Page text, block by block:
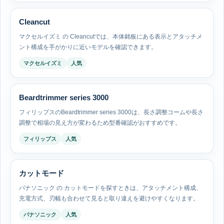
Cleancut
マクセルイズミ の Cleancutでは、本体銘板にある表示とアタッチメ
ント構成を手がかりに近いモデルを確認できます。
マクセルイズミ 人気
Beardtrimmer series 3000
フィリップスのBeardtrimmer series 3000は、長さ調整コームや長さ
調整で相場の見え方が変わるため型番確認がおすすめです。
フィリップス 人気
カットモード
パナソニック の カットモードを探すときは、アタッチメント構成、
充電方式、刃幅も合わせて見ると取り違えを避けやすくなります。
パナソニック 人気